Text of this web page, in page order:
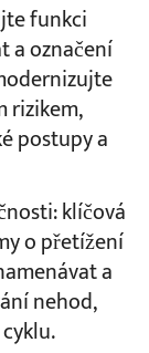
funkci
a označení
rizikem,
postupy a
klíčová
o přetížení
a
nehod,